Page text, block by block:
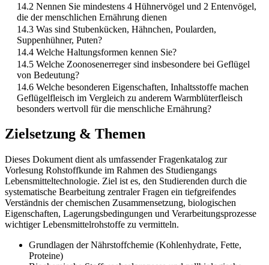
14.2 Nennen Sie mindestens 4 Hühnervögel und 2 Entenvögel,
die der menschlichen Ernährung dienen
14.3 Was sind Stubenkücken, Hähnchen, Poularden,
Suppenhühner, Puten?
14.4 Welche Haltungsformen kennen Sie?
14.5 Welche Zoonosenerreger sind insbesondere bei Geflügel
von Bedeutung?
14.6 Welche besonderen Eigenschaften, Inhaltsstoffe machen
Geflügelfleisch im Vergleich zu anderem Warmblüterfleisch
besonders wertvoll für die menschliche Ernährung?
Zielsetzung & Themen
Dieses Dokument dient als umfassender Fragenkatalog zur
Vorlesung Rohstoffkunde im Rahmen des Studiengangs
Lebensmitteltechnologie. Ziel ist es, den Studierenden durch die
systematische Bearbeitung zentraler Fragen ein tiefgreifendes
Verständnis der chemischen Zusammensetzung, biologischen
Eigenschaften, Lagerungsbedingungen und Verarbeitungsprozesse
wichtiger Lebensmittelrohstoffe zu vermitteln.
Grundlagen der Nährstoffchemie (Kohlenhydrate, Fette,
Proteine)